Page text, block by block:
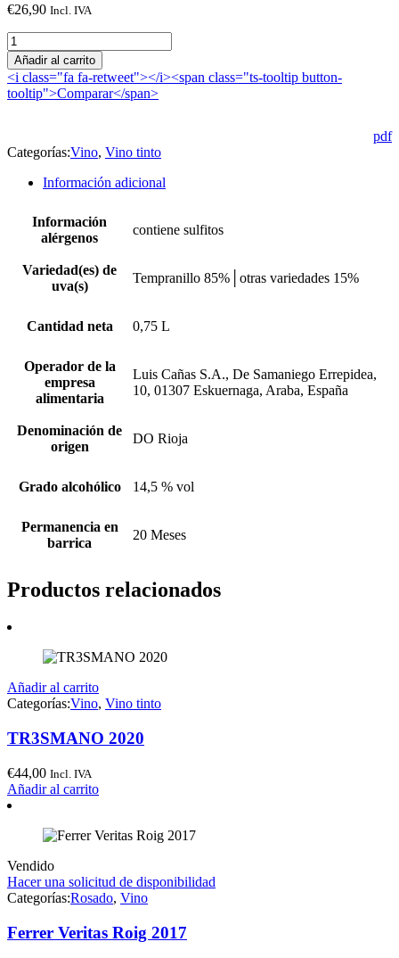
€26,90 Incl. IVA
Luis
Cañas
Reserva
Selec.
de
cantidad
Añadir al carrito
<i class="fa fa-retweet"></i><span class="ts-tooltip button-
tooltip">Comparar</span>
pdf
Categorías:Vino, Vino tinto
Información adicional
Información
alérgenos
contiene sulfitos
Variedad(es) de
uva(s)
Tempranillo 85%│otras variedades 15%
Cantidad neta 0,75 L
Operador de la
empresa
alimentaria
Luis Cañas S.A., De Samaniego Errepidea,
10, 01307 Eskuernaga, Araba, España
Denominación de
origen
DO Rioja
Grado alcohólico 14,5 % vol
Permanencia en
barrica
20 Meses
Productos relacionados
Añadir al carrito
Categorías:Vino, Vino tinto
TR3SMANO 2020
€44,00 Incl. IVA
Añadir al carrito
Vendido
Hacer una solicitud de disponibilidad
Categorías:Rosado, Vino
Ferrer Veritas Roig 2017